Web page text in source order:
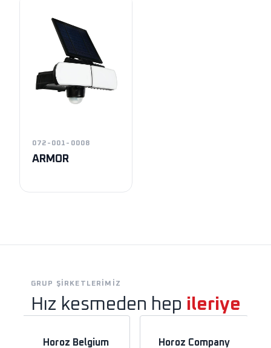
072-001-0008
ARMOR
GRUP ŞIRKETLERIMIZ
Hız kesmeden hep ileriye
Horoz Belgium Horoz Company